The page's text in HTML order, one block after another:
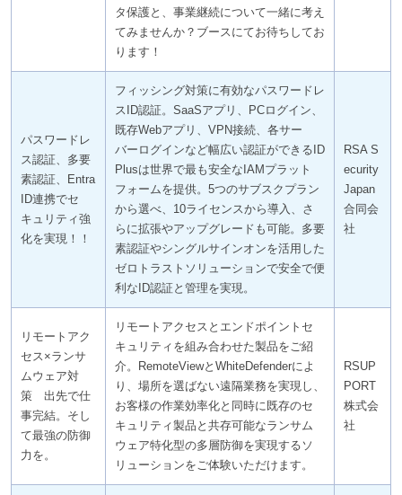
タ保護と、事業継続について一緒に考え
てみませんか？ブースにてお待ちしてお
ります！
パスワードレ
ス認証、多要
素認証、Entra
ID連携でセ
キュリティ強
化を実現！！
フィッシング対策に有効なパスワードレ
スID認証。SaaSアプリ、PCログイン、
既存Webアプリ、VPN接続、各サー
バーログインなど幅広い認証ができるID
Plusは世界で最も安全なIAMプラット
フォームを提供。5つのサブスクプラン
から選べ、10ライセンスから導入、さ
らに拡張やアップグレードも可能。多要
素認証やシングルサインオンを活用した
ゼロトラストソリューションで安全で便
利なID認証と管理を実現。
RSA S
ecurity
Japan
合同会
社
リモートアク
セス×ランサ
ムウェア対
策 出先で仕
事完結。そし
て最強の防御
力を。
リモートアクセスとエンドポイントセ
キュリティを組み合わせた製品をご紹
介。RemoteViewとWhiteDefenderによ
り、場所を選ばない遠隔業務を実現し、
お客様の作業効率化と同時に既存のセ
キュリティ製品と共存可能なランサム
ウェア特化型の多層防御を実現するソ
リューションをご体験いただけます。
RSUP
PORT
株式会
社